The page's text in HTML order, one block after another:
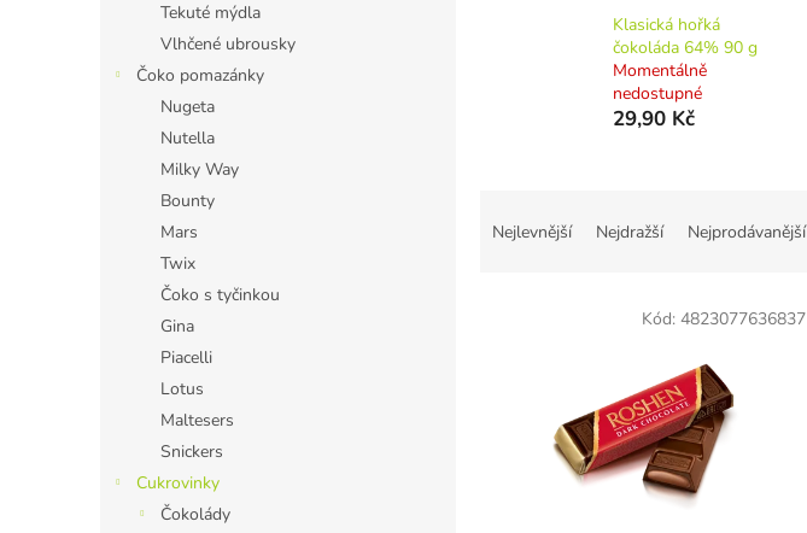
Tekuté mýdla
Vlhčené ubrousky
Čoko pomazánky
Nugeta
Nutella
Milky Way
Bounty
Mars
Twix
Čoko s tyčinkou
Gina
Piacelli
Lotus
Maltesers
Snickers
Cukrovinky
Čokolády
Klasická hořká
čokoláda 64% 90 g
Momentálně
nedostupné
29,90 Kč
Nejlevnější Nejdražší Nejprodávanější
Kód: 4823077636837